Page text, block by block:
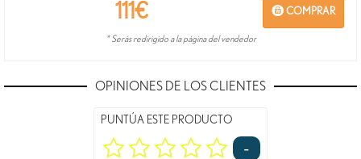
COMPRAR
111€
* Serás redirigido a la página del vendedor
OPINIONES DE LOS CLIENTES
PUNTÚA ESTE PRODUCTO
-